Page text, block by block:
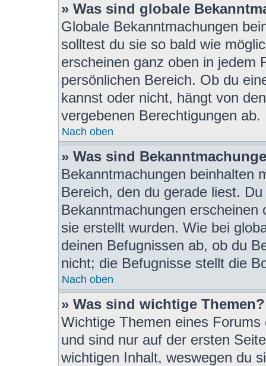
» Was sind globale
Globale Bekanntmachungen
solltest du sie so bald wie
erscheinen ganz oben in jedem
persönlichen Bereich. Ob du
kannst oder nicht, hängt von
vergebenen Berechtigungen ab.
Nach oben
» Was sind
Bekanntmachungen beinhalten
Bereich, den du gerade liest.
Bekanntmachungen
sie erstellt wurden. Wie bei
deinen Befugnissen ab, ob du
nicht; die Befugnisse stellt die
Nach oben
» Was sind wichtige Themen?
Wichtige Themen eines
und sind nur auf der ersten
wichtigen Inhalt, weswegen du